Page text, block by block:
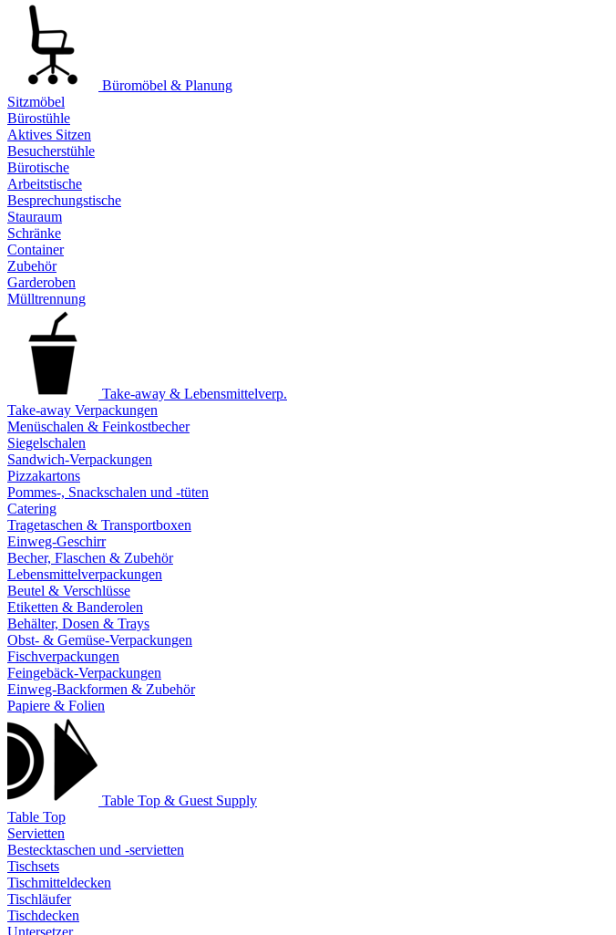
Büromöbel & Planung
Sitzmöbel
Bürostühle
Aktives Sitzen
Besucherstühle
Bürotische
Arbeitstische
Besprechungstische
Stauraum
Schränke
Container
Zubehör
Garderoben
Mülltrennung
Take-away & Lebensmittelverp.
Take-away Verpackungen
Menüschalen & Feinkostbecher
Siegelschalen
Sandwich-Verpackungen
Pizzakartons
Pommes-, Snackschalen und -tüten
Catering
Tragetaschen & Transportboxen
Einweg-Geschirr
Becher, Flaschen & Zubehör
Lebensmittelverpackungen
Beutel & Verschlüsse
Etiketten & Banderolen
Behälter, Dosen & Trays
Obst- & Gemüse-Verpackungen
Fischverpackungen
Feingebäck-Verpackungen
Einweg-Backformen & Zubehör
Papiere & Folien
Table Top & Guest Supply
Table Top
Servietten
Bestecktaschen und -servietten
Tischsets
Tischmitteldecken
Tischläufer
Tischdecken